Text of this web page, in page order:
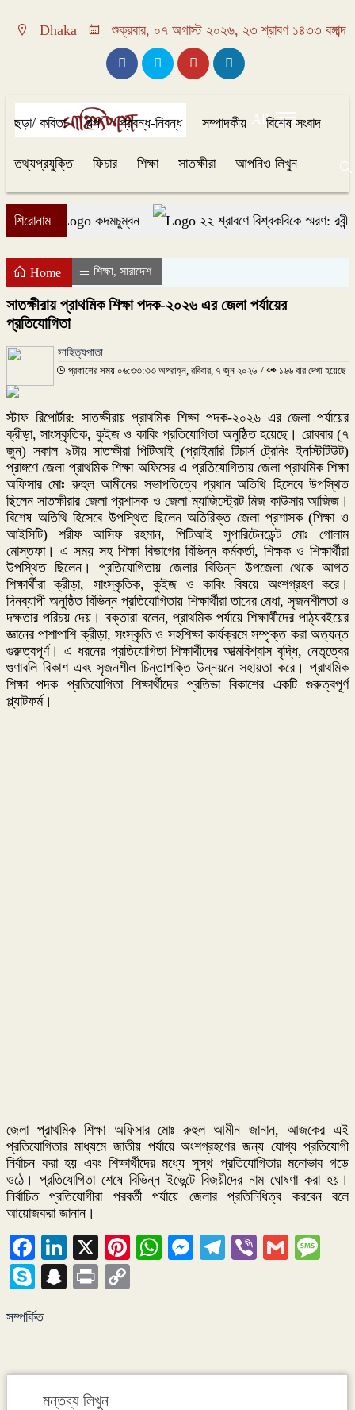
Dhaka শুক্রবার, ০৭ অগাস্ট ২০২৬, ২৩ শ্রাবণ ১৪৩৩ বঙ্গাব্দ
ছড়া/ কবিতা গল্প প্রবন্ধ-নিবন্ধ সম্পাদকীয় বিশেষ সংবাদ
তথ্যপ্রযুক্তি ফিচার শিক্ষা সাতক্ষীরা আপনিও লিখুন
All
শিরোনাম কদমচুম্বন ২২ শ্রাবণে বিশ্বকবিকে স্মরণ:
Home শিক্ষা, সারাদেশ
সাতক্ষীরায় প্রাথমিক শিক্ষা পদক-২০২৬ এর জেলা পর্যায়ের
প্রতিযোগিতা
সাহিত্যপাতা
প্রকাশের সময় ০৬:৩৩:৩৩ অপরাহ্ন, রবিবার, ৭ জুন ২০২৬ / ১৬৬ বার দেখা হয়েছে
স্টাফ রিপোর্টার: সাতক্ষীরায় প্রাথমিক শিক্ষা পদক-২০২৬ এর জেলা পর্যায়ের
ক্রীড়া, সাংস্কৃতিক, কুইজ ও কাবিং প্রতিযোগিতা অনুষ্ঠিত হয়েছে। রোববার (৭
জুন) সকাল ৯টায় সাতক্ষীরা পিটিআই (প্রাইমারি টিচার্স ট্রেনিং ইনস্টিটিউট)
প্রাঙ্গণে জেলা প্রাথমিক শিক্ষা অফিসের এ প্রতিযোগিতায় জেলা প্রাথমিক শিক্ষা
অফিসার মোঃ রুহুল আমীনের সভাপতিত্বে প্রধান অতিথি হিসেবে উপস্থিত
ছিলেন সাতক্ষীরার জেলা প্রশাসক ও জেলা ম্যাজিস্ট্রেট মিজ কাউসার আজিজ।
বিশেষ অতিথি হিসেবে উপস্থিত ছিলেন অতিরিক্ত জেলা প্রশাসক (শিক্ষা ও
আইসিটি) শরীফ আসিফ রহমান, পিটিআই সুপারিটেনডেন্ট মোঃ গোলাম
মোস্তফা। এ সময় সহ শিক্ষা বিভাগের বিভিন্ন কর্মকর্তা, শিক্ষক ও শিক্ষার্থীরা
উপস্থিত ছিলেন। প্রতিযোগিতায় জেলার বিভিন্ন উপজেলা থেকে আগত
শিক্ষার্থীরা ক্রীড়া, সাংস্কৃতিক, কুইজ ও কাবিং বিষয়ে অংশগ্রহণ করে।
দিনব্যাপী অনুষ্ঠিত বিভিন্ন প্রতিযোগিতায় শিক্ষার্থীরা তাদের মেধা, সৃজনশীলতা ও
দক্ষতার পরিচয় দেয়। বক্তারা বলেন, প্রাথমিক পর্যায়ে শিক্ষার্থীদের পাঠ্যবইয়ের
জ্ঞানের পাশাপাশি ক্রীড়া, সংস্কৃতি ও সহশিক্ষা কার্যক্রমে সম্পৃক্ত করা অত্যন্ত
গুরুত্বপূর্ণ। এ ধরনের প্রতিযোগিতা শিক্ষার্থীদের আত্মবিশ্বাস বৃদ্ধি, নেতৃত্বের
গুণাবলি বিকাশ এবং সৃজনশীল চিন্তাশক্তি উন্নয়নে সহায়তা করে। প্রাথমিক
শিক্ষা পদক প্রতিযোগিতা শিক্ষার্থীদের প্রতিভা বিকাশের একটি গুরুত্বপূর্ণ
প্ল্যাটফর্ম।
জেলা প্রাথমিক শিক্ষা অফিসার মোঃ রুহুল আমীন জানান, আজকের এই
প্রতিযোগিতার মাধ্যমে জাতীয় পর্যায়ে অংশগ্রহণের জন্য যোগ্য প্রতিযোগী
নির্বাচন করা হয় এবং শিক্ষার্থীদের মধ্যে সুস্থ প্রতিযোগিতার মনোভাব গড়ে
ওঠে। প্রতিযোগিতা শেষে বিভিন্ন ইভেন্টে বিজয়ীদের নাম ঘোষণা করা হয়।
নির্বাচিত প্রতিযোগীরা পরবর্তী পর্যায়ে জেলার প্রতিনিধিত্ব করবেন বলে
আয়োজকরা জানান।
Facebook
LinkedIn
X Pinterest
WhatsApp
Messenger
Telegram
ViberGmail
SkypeSnapchat
Print
সম্পর্কিত
মন্তব্য লিখুন